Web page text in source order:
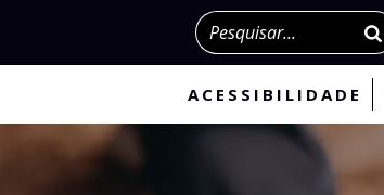
Pesquisar
ACESSIBILIDADE